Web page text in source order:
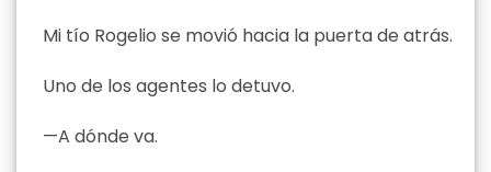
Mi tío Rogelio se movió hacia la puerta de atrás.
Uno de los agentes lo detuvo.
—A dónde va.